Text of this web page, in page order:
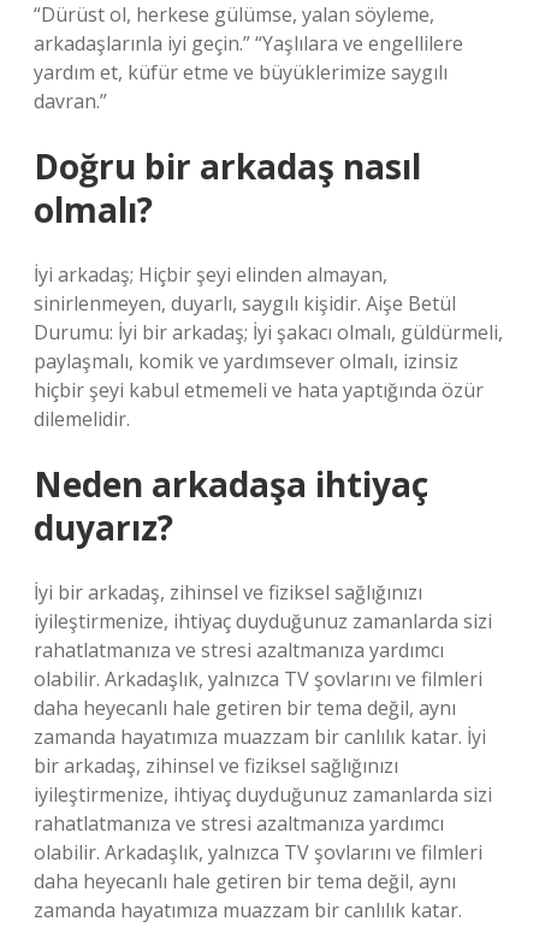
“Dürüst ol, herkese gülümse, yalan söyleme,
arkadaşlarınla ​​iyi geçin.” “Yaşlılara ve engellilere
yardım et, küfür etme ve büyüklerimize saygılı
davran.”
Doğru bir arkadaş nasıl
olmalı?
İyi arkadaş; Hiçbir şeyi elinden almayan,
sinirlenmeyen, duyarlı, saygılı kişidir. Aişe Betül
Durumu: İyi bir arkadaş; İyi şakacı olmalı, güldürmeli,
paylaşmalı, komik ve yardımsever olmalı, izinsiz
hiçbir şeyi kabul etmemeli ve hata yaptığında özür
dilemelidir.
Neden arkadaşa ihtiyaç
duyarız?
İyi bir arkadaş, zihinsel ve fiziksel sağlığınızı
iyileştirmenize, ihtiyaç duyduğunuz zamanlarda sizi
rahatlatmanıza ve stresi azaltmanıza yardımcı
olabilir. Arkadaşlık, yalnızca TV şovlarını ve filmleri
daha heyecanlı hale getiren bir tema değil, aynı
zamanda hayatımıza muazzam bir canlılık katar. İyi
bir arkadaş, zihinsel ve fiziksel sağlığınızı
iyileştirmenize, ihtiyaç duyduğunuz zamanlarda sizi
rahatlatmanıza ve stresi azaltmanıza yardımcı
olabilir. Arkadaşlık, yalnızca TV şovlarını ve filmleri
daha heyecanlı hale getiren bir tema değil, aynı
zamanda hayatımıza muazzam bir canlılık katar.